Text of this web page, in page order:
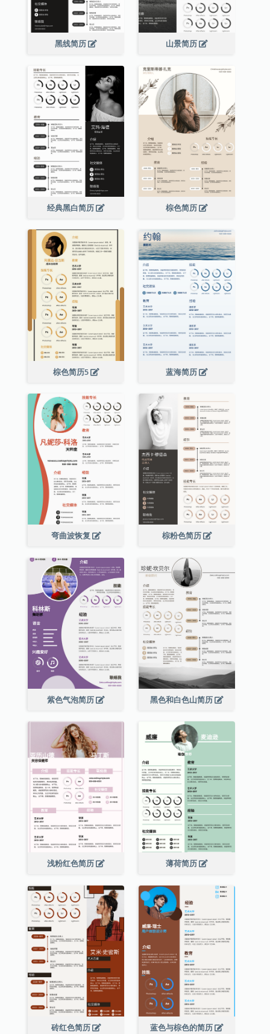
黑线简历 山景简历
经典黑白简历 棕色简历
棕色简历5 蓝海简历
弯曲波恢复 棕粉色简历
紫色气泡简历 黑色和白色山简历
浅粉红色简历 薄荷简历
砖红色简历 蓝色与棕色的简历